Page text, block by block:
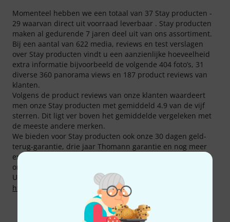
Momenteel hebben we een totaal van 37 Stay producten -
29 waarvan direct uit voorraad leverbaar . Stay producten
maken al gedurende 7 jaren deel uit van ons assortiment.
Bij een aantal van 622 media, reviews en test verslagen
over Stay producten vindt u een aanzienlijke hoeveelheid
extra informatie bijvoorbeeld de volgende 404 foto’s, 31
diverse 360 panorama views en 187 product reviews van
klanten.
Volgens de product reviews van onze klanten waardeert
men onze Stay producten met gemiddeld 4.9 van de vijf
sterren. Dit ligt ver boven het gemiddelde vergeleken met
de meeste andere merken.
We bieden voor Stay producten ook onze 30 dagen geld-
terug-garantie, drie jaar Thomann garantie en nog meer
extra services zoals gekwalificeerde specialisten , service
on site etc.
U kunt meer informatie over de fabrikant vinden op
http://www.staymusicstands.com